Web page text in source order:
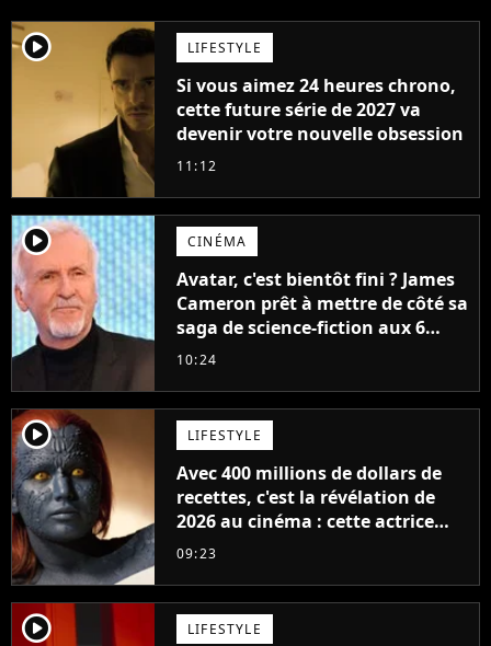
player2 LIFESTYLE
Si vous aimez 24 heures chrono,
cette future série de 2027 va
devenir votre nouvelle obsession
11:12
player2 CINÉMA
Avatar, c'est bientôt fini ? James
Cameron prêt à mettre de côté sa
saga de science-fiction aux 6
milliards de recettes
10:24
player2 LIFESTYLE
Avec 400 millions de dollars de
recettes, c'est la révélation de
2026 au cinéma : cette actrice
adorée prête à remplacer
09:23
player2 LIFESTYLE